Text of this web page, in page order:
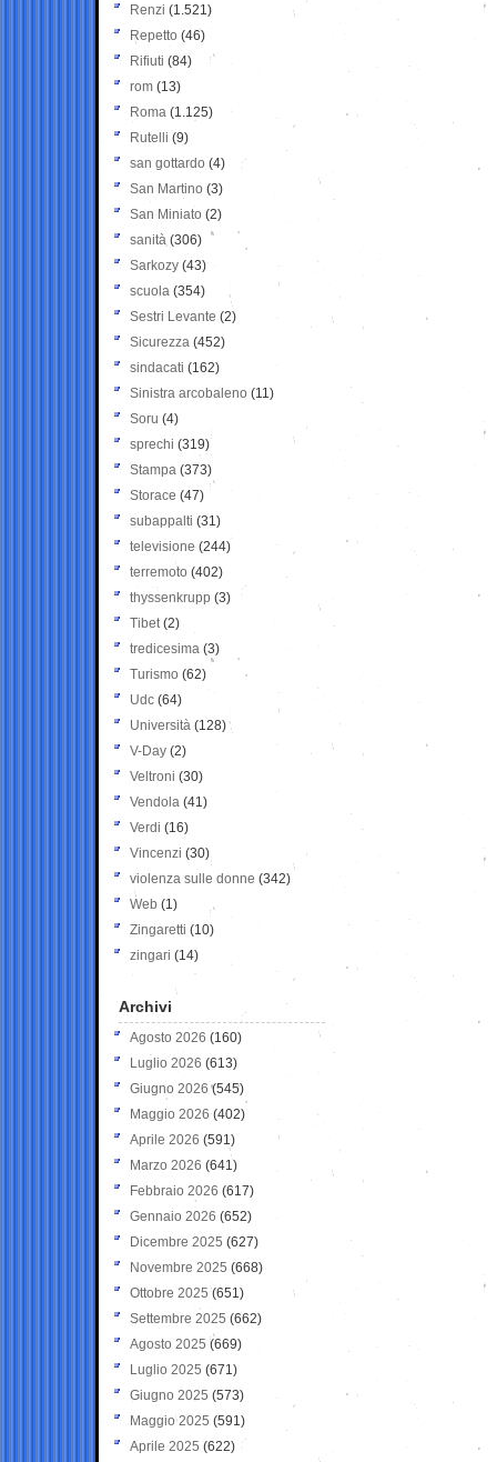
Renzi (1.521)
Repetto (46)
Rifiuti (84)
rom (13)
Roma (1.125)
Rutelli (9)
san gottardo (4)
San Martino (3)
San Miniato (2)
sanità (306)
Sarkozy (43)
scuola (354)
Sestri Levante (2)
Sicurezza (452)
sindacati (162)
Sinistra arcobaleno (11)
Soru (4)
sprechi (319)
Stampa (373)
Storace (47)
subappalti (31)
televisione(244)
terremoto (402)
thyssenkrupp (3)
Tibet(2)
tredicesima (3)
Turismo (62)
Udc (64)
Università (128)
V-Day (2)
Veltroni (30)
Vendola (41)
Verdi (16)
Vincenzi (30)
violenza sulle donne (342)
Web (1)
Zingaretti (10)
zingari (14)
Archivi
Agosto 2026 (160)
Luglio 2026 (613)
Giugno 2026 (545)
Maggio 2026 (402)
Aprile 2026 (591)
Marzo 2026 (641)
Febbraio 2026 (617)
Gennaio 2026 (652)
Dicembre 2025 (627)
Novembre 2025 (668)
Ottobre 2025 (651)
Settembre 2025 (662)
Agosto 2025 (669)
Luglio 2025 (671)
Giugno 2025 (573)
Maggio 2025 (591)
Aprile 2025 (622)